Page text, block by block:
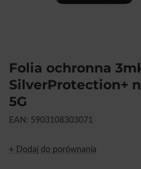
Folia ochronna
SilverProtection+
5G
EAN: 5903108303071
+ Dodaj do porównania